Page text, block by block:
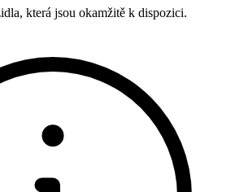
která jsou okamžitě k dispozici.